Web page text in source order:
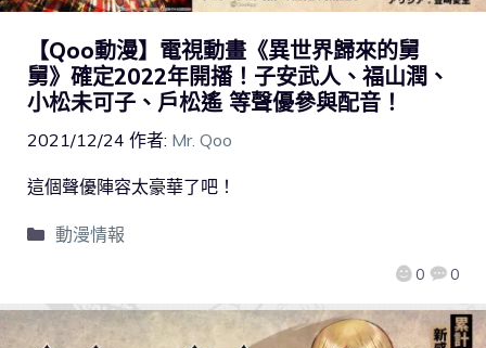
【Qoo動漫】電視動畫《異世界歸來的舅
舅》確定2022年開播！子安武人、福山潤、
小松未可子、戶松遙 等聲優參與配音！
2021/12/24 作者: Mr. Qoo
0 0
這個聲優陣容太豪華了吧！
動漫情報